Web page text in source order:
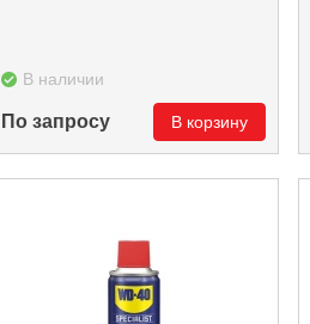
В наличии
По запросу В корзину